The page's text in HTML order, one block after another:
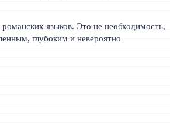
романских языков. Это не необходимость,
глубоким и невероятно
система" в греческом языке?